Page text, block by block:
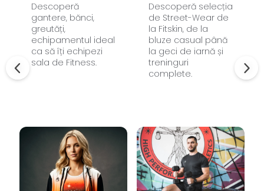
Descoperă
gantere, bănci,
greutăți,
echipamentul ideal
ca să îți echipezi
sala de Fitness.
Descoperă selecția
de Street-Wear de
la Fitskin, de la
bluze casual până
la geci de iarnă și
treninguri
complete.